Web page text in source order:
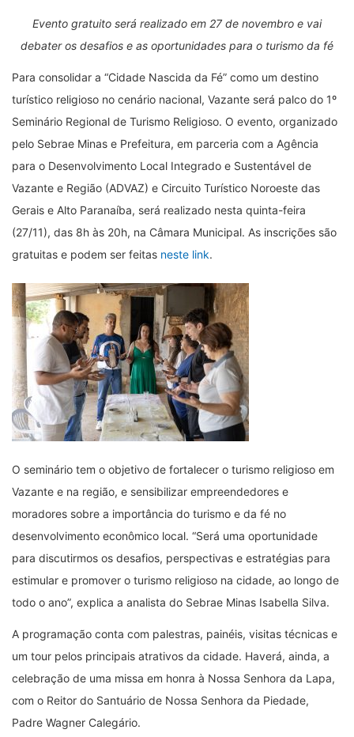
Evento gratuito será realizado em 27 de novembro e vai
debater os desafios e as oportunidades para o turismo da fé
Para consolidar a “Cidade Nascida da Fé” como um destino
turístico religioso no cenário nacional, Vazante será palco do 1º
Seminário Regional de Turismo Religioso. O evento, organizado
pelo Sebrae Minas e Prefeitura, em parceria com a Agência
para o Desenvolvimento Local Integrado e Sustentável de
Vazante e Região (ADVAZ) e Circuito Turístico Noroeste das
Gerais e Alto Paranaíba, será realizado nesta quinta-feira
(27/11), das 8h às 20h, na Câmara Municipal. As inscrições são
gratuitas e podem ser feitas neste link.
O seminário tem o objetivo de fortalecer o turismo religioso em
Vazante e na região, e sensibilizar empreendedores e
moradores sobre a importância do turismo e da fé no
desenvolvimento econômico local. “Será uma oportunidade
para discutirmos os desafios, perspectivas e estratégias para
estimular e promover o turismo religioso na cidade, ao longo de
todo o ano”, explica a analista do Sebrae Minas Isabella Silva.
A programação conta com palestras, painéis, visitas técnicas e
um tour pelos principais atrativos da cidade. Haverá, ainda, a
celebração de uma missa em honra à Nossa Senhora da Lapa,
com o Reitor do Santuário de Nossa Senhora da Piedade,
Padre Wagner Calegário.